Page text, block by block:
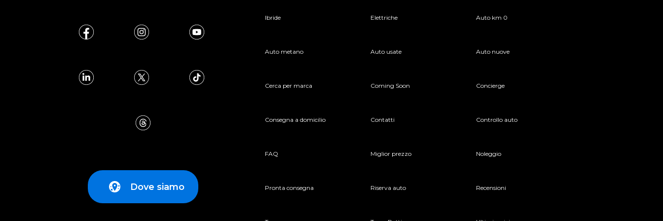
Dove siamo
Ibride Elettriche Auto km 0
Auto metano Auto usate Auto nuove
Cerca per marca Coming Soon Concierge
Consegna a domicilio Contatti Controllo auto
FAQ Miglior prezzo Noleggio
Pronta consegna Riserva auto Recensioni